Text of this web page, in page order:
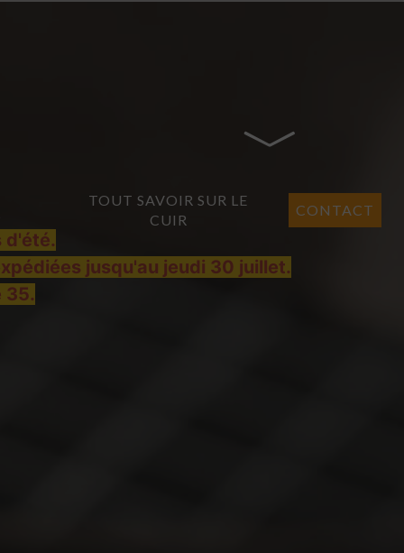
TOUT SAVOIR SUR LE
CUIR
CONTACT
d'été.
jusqu'au jeudi 30 juillet.
35.